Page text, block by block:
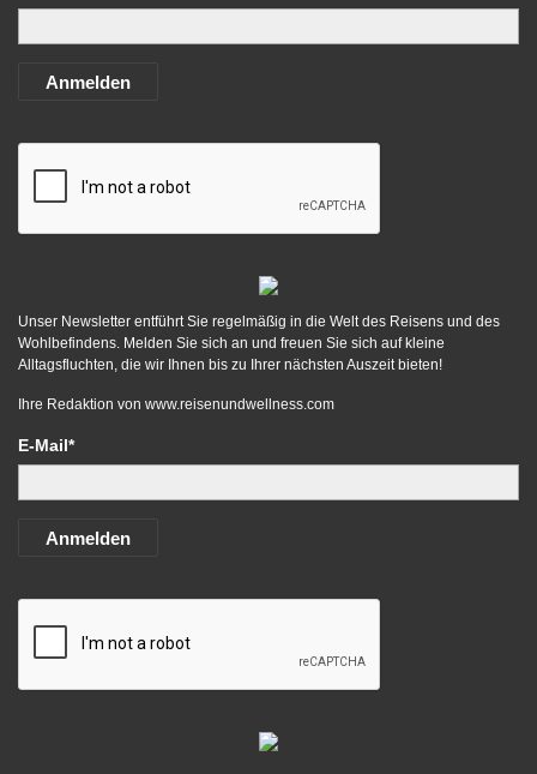
Anmelden
Unser Newsletter entführt Sie regelmäßig in die Welt des Reisens und des
Wohlbefindens. Melden Sie sich an und freuen Sie sich auf kleine
Alltagsfluchten, die wir Ihnen bis zu Ihrer nächsten Auszeit bieten!
Ihre Redaktion von www.reisenundwellness.com
E-Mail*
Anmelden